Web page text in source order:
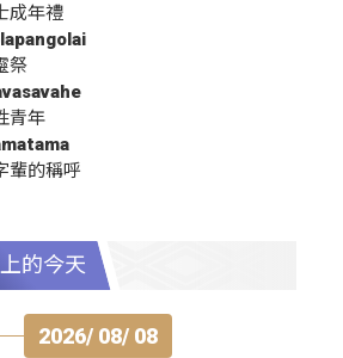
成年禮
祭
青年
輩的稱呼
的今天
2026/ 08/ 08